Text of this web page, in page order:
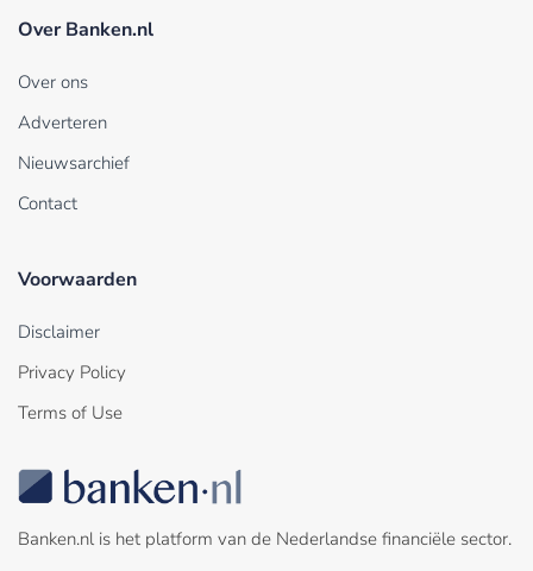
Over Banken.nl
Over ons
Adverteren
Nieuwsarchief
Contact
Voorwaarden
Disclaimer
Privacy Policy
Terms of Use
Banken.nl is het platform van de Nederlandse financiële sector.